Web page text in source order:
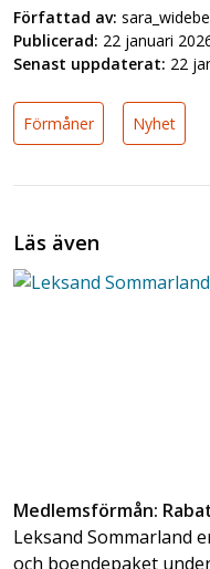
Författad av:
Publicerad: 22 januari
Senast uppdaterat: 22
Förmåner Nyhet
Läs även
Medlemsförmån:
Leksand Sommarland
och boendepaket